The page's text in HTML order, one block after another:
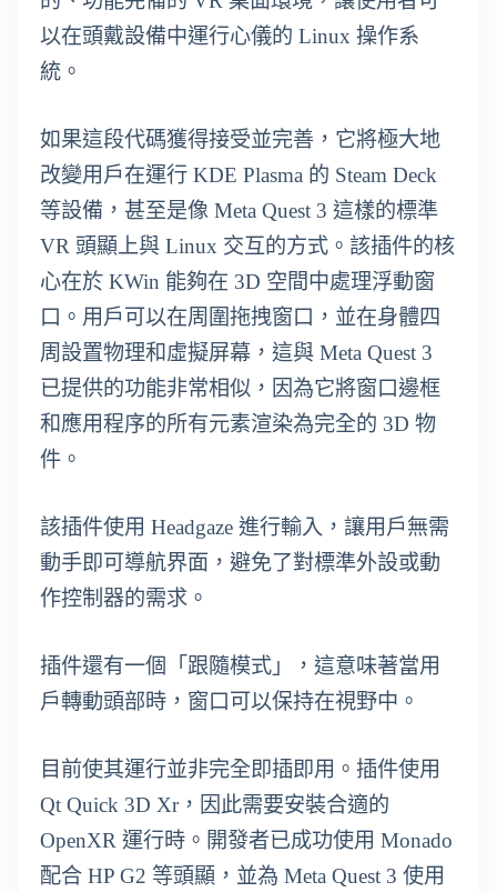
以在頭戴設備中運行心儀的 Linux 操作系
統。
如果這段代碼獲得接受並完善，它將極大地
改變用戶在運行 KDE Plasma 的 Steam Deck
等設備，甚至是像 Meta Quest 3 這樣的標準
VR 頭顯上與 Linux 交互的方式。該插件的核
心在於 KWin 能夠在 3D 空間中處理浮動窗
口。用戶可以在周圍拖拽窗口，並在身體四
周設置物理和虛擬屏幕，這與 Meta Quest 3
已提供的功能非常相似，因為它將窗口邊框
和應用程序的所有元素渲染為完全的 3D 物
件。
該插件使用 Headgaze 進行輸入，讓用戶無需
動手即可導航界面，避免了對標準外設或動
作控制器的需求。
插件還有一個「跟隨模式」，這意味著當用
戶轉動頭部時，窗口可以保持在視野中。
目前使其運行並非完全即插即用。插件使用
Qt Quick 3D Xr，因此需要安裝合適的
OpenXR 運行時。開發者已成功使用 Monado
配合 HP G2 等頭顯，並為 Meta Quest 3 使用